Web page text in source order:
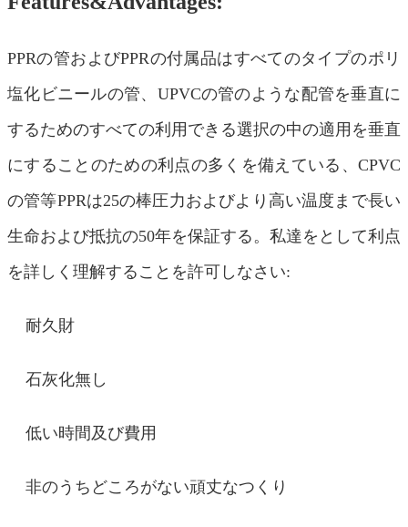
PPRの管およびPPRの付属品はすべてのタイプのポリ
塩化ビニールの管、UPVCの管のような配管を垂直に
するためのすべての利用できる選択の中の適用を垂直
にすることのための利点の多くを備えている、CPVC
の管等PPRは25の棒圧力およびより高い温度まで長い
生命および抵抗の50年を保証する。私達をとして利点
を詳しく理解することを許可しなさい:
耐久財
石灰化無し
低い時間及び費用
非のうちどころがない頑丈なつくり